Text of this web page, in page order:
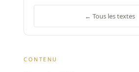
CONTENU
← Tous les textes